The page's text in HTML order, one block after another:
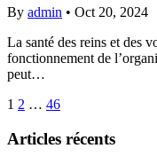
By admin • Oct 20, 2024
La santé des reins et des
fonctionnement de
peut…
1 2 … 46
Articles récents